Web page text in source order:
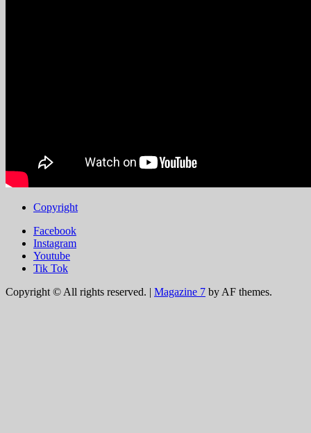
Copyright
Facebook
Instagram
Youtube
Tik Tok
Copyright © All rights reserved. | Magazine 7 by AF themes.